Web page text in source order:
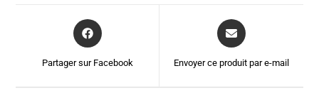
Partager sur Facebook Envoyer ce produit par e-mail